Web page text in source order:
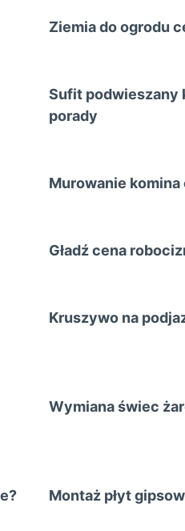
Ziemia do ogrodu
Sufit podwieszany
porady
Murowanie komina
Gładź cena
Kruszywo na
Wymiana świec
Montaż płyt